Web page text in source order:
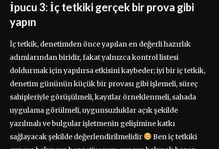
İpucu 3: İç tetkiki gerçek bir prova gibi
yapın
İç tetkik, denetimden önce yapılan en değerli hazırlık
adımlarından biridir, fakat yalnızca kontrol listesi
doldurmak için yapılırsa etkisini kaybeder; iyi bir iç tetkik,
denetim gününün küçük bir provası gibi işlemeli, süreç
sahipleriyle görüşülmeli, kayıtlar örneklenmeli, sahada
uygulama görülmeli, uygunsuzluklar açık şekilde
yazılmalı ve bulgular işletmenin gelişimine katkı
sağlayacak şekilde değerlendirilmelidir
Ben iç tetkiki